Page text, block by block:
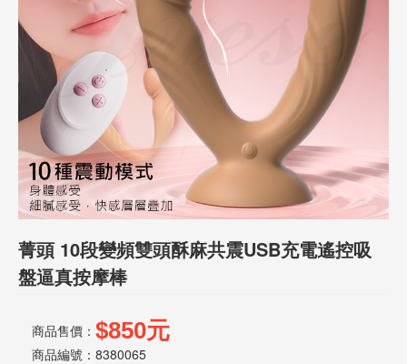
或
簡
訊
發
說
明
菁頭 10段變頻雙頭酥麻共震USB充電遙控吸
盤逼真按摩棒
商品售價： $850元
商品編號：8380065